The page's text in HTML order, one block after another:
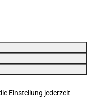
Einstellung jederzeit